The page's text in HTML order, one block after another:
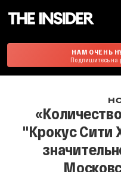
НАМ ОЧЕНЬ
Подпишитесь на
''Крокус Сити